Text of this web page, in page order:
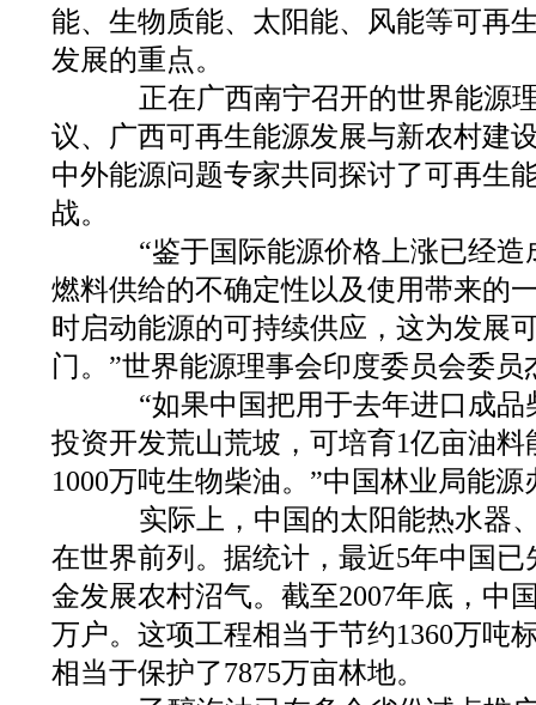
能、生物质能、太阳能、风能等可再
发展的重点。
正在广西南宁召开的世界能源
议、广西可再生能源发展与新农村建
中外能源问题专家共同探讨了可再生
战。
“鉴于国际能源价格上涨已经造
燃料供给的不确定性以及使用带来的
时启动能源的可持续供应，这为发展
门。”世界能源理事会印度委员会委员
“如果中国把用于去年进口成品
投资开发荒山荒坡，可培育1亿亩油
1000万吨生物柴油。”中国林业局能
实际上，中国的太阳能热水器
在世界前列。据统计，最近5年中国已
金发展农村沼气。截至2007年底，中
万户。这项工程相当于节约1360万吨
相当于保护了7875万亩林地。